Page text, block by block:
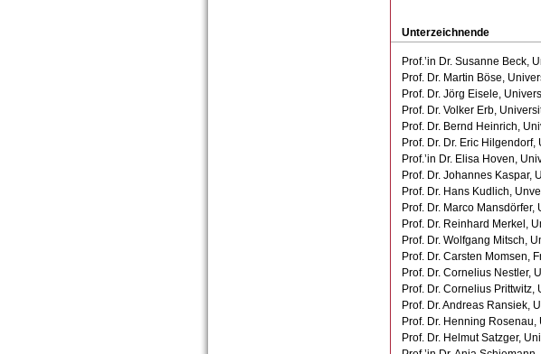
Unterzeichnende
Prof.’in Dr. Susanne Beck,
Prof. Dr. Martin Böse,
Prof. Dr. Jörg Eisele,
Prof. Dr. Volker Erb,
Prof. Dr. Bernd Heinrich,
Prof. Dr. Dr. Eric
Prof.’in Dr. Elisa Hoven,
Prof. Dr. Johannes Kaspar,
Prof. Dr. Hans Kudlich,
Prof. Dr. Marco
Prof. Dr. Reinhard Merkel,
Prof. Dr. Wolfgang Mitsch,
Prof. Dr. Carsten Momsen,
Prof. Dr. Cornelius Nestler,
Prof. Dr. Cornelius Prittwitz,
Prof. Dr. Andreas Ransiek,
Prof. Dr. Henning
Prof. Dr. Helmut Satzger,